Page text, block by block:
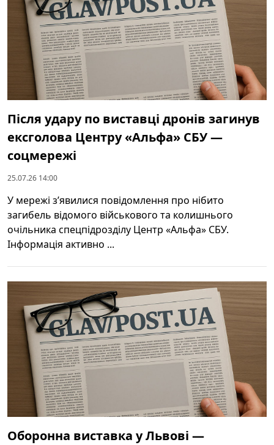
Після удару по виставці дронів загинув
ексголова Центру «Альфа» СБУ —
соцмережі
25.07.26 14:00
У мережі зʼявилися повідомлення про нібито
загибель відомого військового та колишнього
очільника спецпідрозділу Центр «Альфа» СБУ.
Інформація активно ...
Оборонна виставка у Львові —